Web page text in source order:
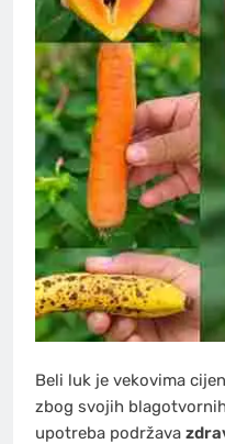
Beli luk je vekovima
zbog svojih
upotreba podržava